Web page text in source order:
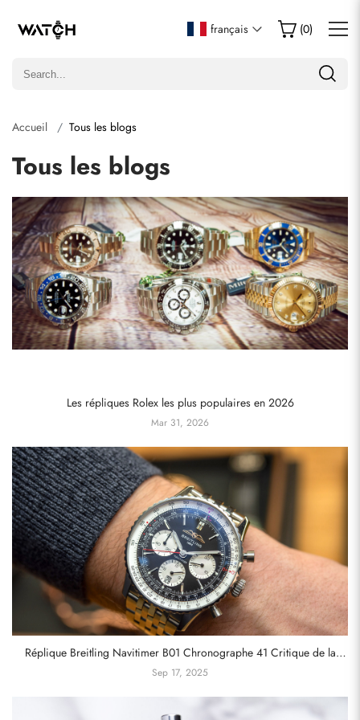
français (0)
Accueil Tous les blogs
Tous les blogs
Les répliques Rolex les plus populaires en 2026
Mar 31, 2026
Réplique Breitling Navitimer B01 Chronographe 41 Critique de la
montre
Sep 17, 2025